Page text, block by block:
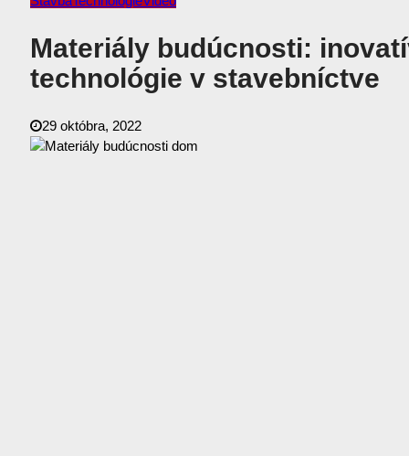
Materiály budúcnosti:
technológie v stavebníctve
29 októbra, 2022